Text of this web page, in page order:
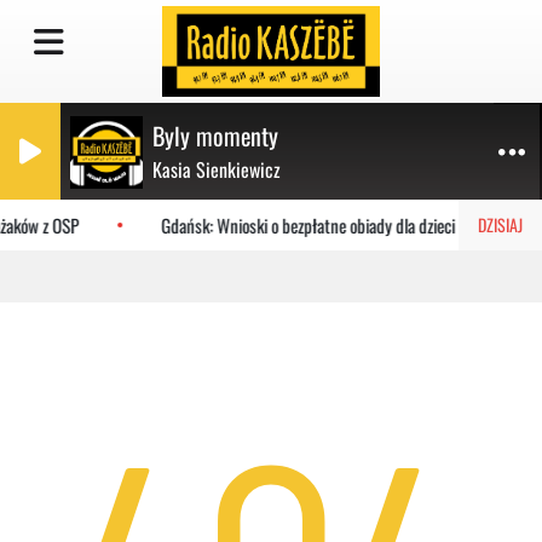
Byly momenty
Kasia Sienkiewicz
DZISIAJ
z OSP Gdańsk: Wnioski o bezpłatne obiady dla dzieci do MOPR